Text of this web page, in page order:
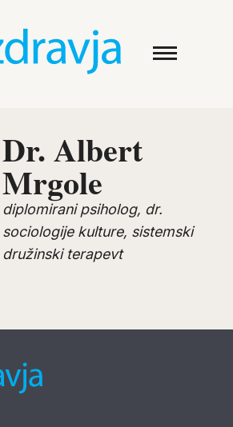
Dr. Albert
Mrgole
diplomirani psiholog, dr.
sociologije kulture, sistemski
družinski terapevt